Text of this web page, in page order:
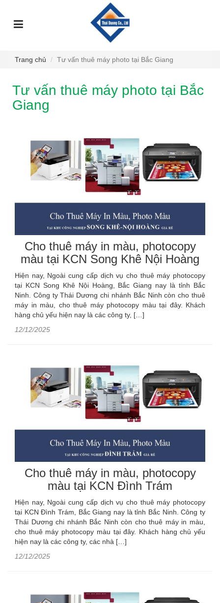
CHỦ
THIỆU
VỤ
KIỆN
TƯ
PHẨM
Trang chủ Tư vấn thuê máy photo tại Bắc Giang
Tư vấn thuê máy photo tại Bắc
Giang
Cho thuê máy in màu, photocopy
màu tại KCN Song Khê Nội Hoàng
Hiện nay, Ngoài cung cấp dịch vụ cho thuê máy photocopy
tại KCN Song Khê Nội Hoàng, Bắc Giang nay là tỉnh Bắc
Ninh. Công ty Thái Dương chi nhánh Bắc Ninh còn cho thuê
máy in màu, cho thuê máy photocopy màu tại đây. Khách
hàng chủ yếu hiện nay là các công ty, […]
12/12/2025
Cho thuê máy in màu, photocopy
màu tại KCN Đình Trám
Hiện nay, Ngoài cung cấp dịch vụ cho thuê máy photocopy
tại KCN Đình Trám, Bắc Giang nay là tỉnh Bắc Ninh. Công ty
Thái Dương chi nhánh Bắc Ninh còn cho thuê máy in màu,
cho thuê máy photocopy màu tại đây. Khách hàng chủ yếu
hiện nay là các công ty, các nhà […]
12/12/2025